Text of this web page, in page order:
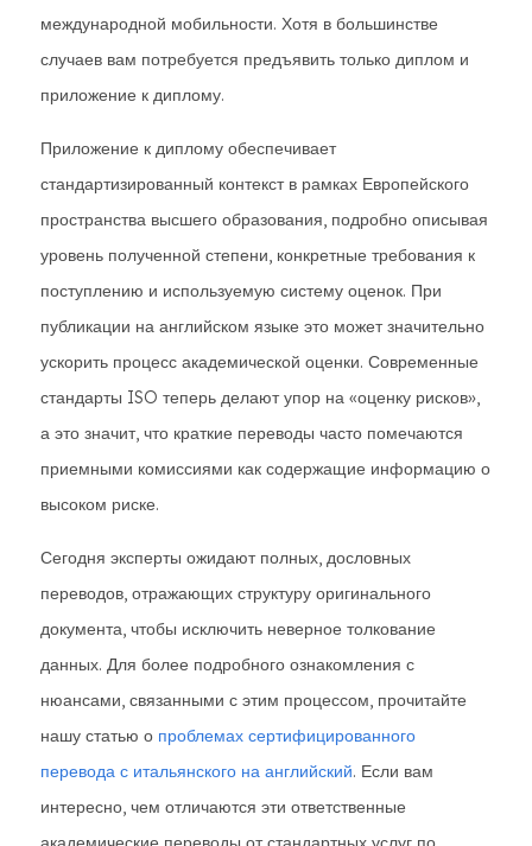
международной мобильности. Хотя в большинстве
случаев вам потребуется предъявить только диплом и
приложение к диплому.
Приложение к диплому обеспечивает
стандартизированный контекст в рамках Европейского
пространства высшего образования, подробно описывая
уровень полученной степени, конкретные требования к
поступлению и используемую систему оценок. При
публикации на английском языке это может значительно
ускорить процесс академической оценки. Современные
стандарты ISO теперь делают упор на «оценку рисков»,
а это значит, что краткие переводы часто помечаются
приемными комиссиями как содержащие информацию о
высоком риске.
Сегодня эксперты ожидают полных, дословных
переводов, отражающих структуру оригинального
документа, чтобы исключить неверное толкование
данных. Для более подробного ознакомления с
нюансами, связанными с этим процессом, прочитайте
нашу статью о проблемах сертифицированного
перевода с итальянского на английский. Если вам
интересно, чем отличаются эти ответственные